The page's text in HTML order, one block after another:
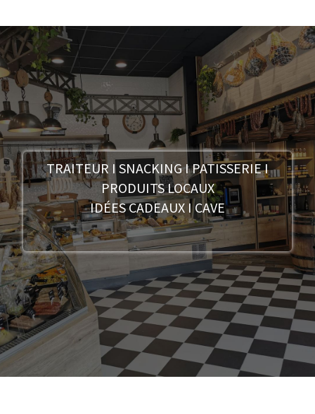
TRAITEUR I SNACKING I PATISSERIE I
PRODUITS LOCAUX
IDÉES CADEAUX I CAVE